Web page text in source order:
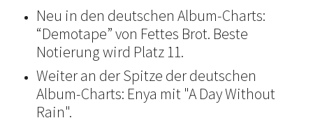
Neu in den deutschen Album-Charts:
“Demotape” von Fettes Brot. Beste
Notierung wird Platz 11.
Weiter an der Spitze der deutschen
Album-Charts: Enya mit "A Day Without
Rain".